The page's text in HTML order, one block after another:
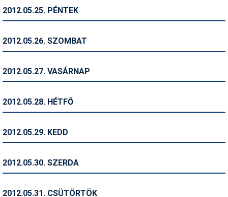
Történelem
Utazási tippek
2012.05.25. PÉNTEK
2012.05.26. SZOMBAT
2012.05.27. VASÁRNAP
2012.05.28. HÉTFŐ
2012.05.29. KEDD
2012.05.30. SZERDA
2012.05.31. CSÜTÖRTÖK